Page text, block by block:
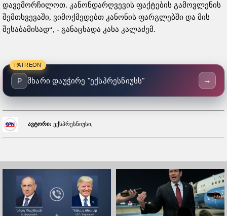
დავემორჩილოთ. კანონდარღვევის ფაქტების გამოვლენის
შემთხვევაში, ვიმოქმედებთ კანონის ფარგლებში და მის
შესაბამისად“, - განაცხადა კახა კალაძემ.
PATREON
P მხარი დაუჭირე "ექსპრესნიუსს" →
ავტორი: ექსპრესნიუსი,